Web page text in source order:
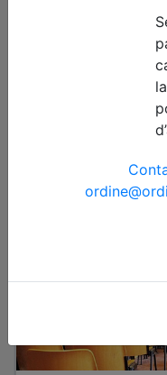
Dettagli evento